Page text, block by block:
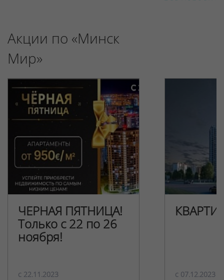
Акции по «Минск
Мир»
ЧЕРНАЯ ПЯТНИЦА!
Только с 22 по 26
ноября!
c 22.11.2023 c 07.12.2023